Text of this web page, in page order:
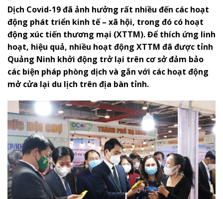
Dịch Covid-19 đã ảnh hưởng rất nhiều đến các hoạt
động phát triển kinh tế – xã hội, trong đó có hoạt
động xúc tiến thương mại (XTTM). Để thích ứng linh
hoạt, hiệu quả, nhiều hoạt động XTTM đã được tỉnh
Quảng Ninh khởi động trở lại trên cơ sở đảm bảo
các biện pháp phòng dịch và gắn với các hoạt động
mở cửa lại du lịch trên địa bàn tỉnh.